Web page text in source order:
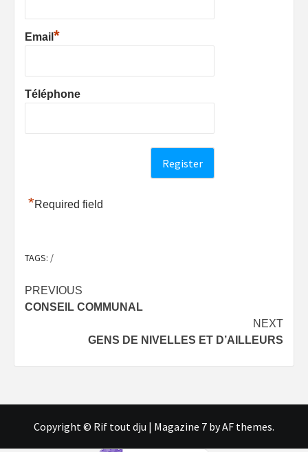
Email *
Téléphone
*Required field
TAGS: /
Post
navigation
PREVIOUS
CONSEIL COMMUNAL
NEXT
GENS DE NIVELLES ET D’AILLEURS
Copyright © Rif tout dju | Magazine 7 by AF themes.